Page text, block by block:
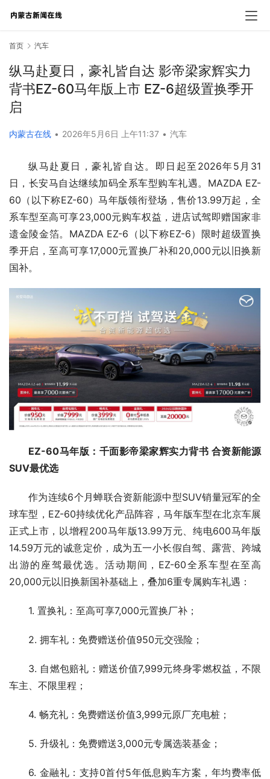
首页 汽车
纵马赴夏日，豪礼皆自达 影帝梁家辉实力
背书EZ-60马年版上市 EZ-6超级置换季开
启
内蒙古在线 • 2026年5月6日 上午11:37 • 汽车
纵马赴夏日，豪礼皆自达。即日起至2026年5月31
日，长安马自达继续加码全系车型购车礼遇。MAZDA EZ-
60（以下称EZ-60）马年版领衔登场，售价13.99万起，全
系车型至高可享23,000元购车权益，进店试驾即赠国家非
遗金陵金箔。MAZDA EZ-6（以下称EZ-6）限时超级置换
季开启，至高可享17,000元置换厂补和20,000元以旧换新
国补。
EZ-60马年版：千面影帝梁家辉实力背书 合资新能源
SUV最优选
作为连续6个月蝉联合资新能源中型SUV销量冠军的全
球车型，EZ-60持续优化产品阵容，马年版车型在北京车展
正式上市，以增程200马年版13.99万元、纯电600马年版
14.59万元的诚意定价，成为五一小长假自驾、露营、跨城
出游的座驾最优选。活动期间，EZ-60全系车型在至高
20,000元以旧换新国补基础上，叠加6重专属购车礼遇：
1. 置换礼：至高可享7,000元置换厂补；
2. 拥车礼：免费赠送价值950元交强险；
3. 自燃包赔礼：赠送价值7,999元终身零燃权益，不限
车主、不限里程；
4. 畅充礼：免费赠送价值3,999元原厂充电桩；
5. 升级礼：免费赠送3,000元专属选装基金；
6. 金融礼：支持0首付5年低息购车方案，年均费率低